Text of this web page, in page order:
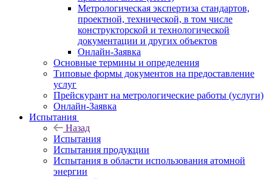
Метрологическая экспертиза стандартов,
проектной, технической, в том числе
конструкторской и технологической
документации и других объектов
Онлайн-Заявка
Основные термины и определения
Типовые формы документов на предоставление
услуг
Прейскурант на метрологические работы (услуги)
Онлайн-Заявка
Испытания
Назад
Испытания
Испытания продукции
Испытания в области использования атомной
энергии